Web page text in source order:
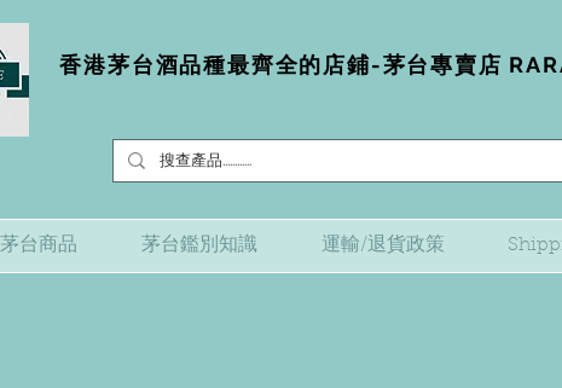
香港茅台酒品種最齊全的店鋪-茅台專賣店
茅台商品 茅台鑑別知識 運輸/退貨政策